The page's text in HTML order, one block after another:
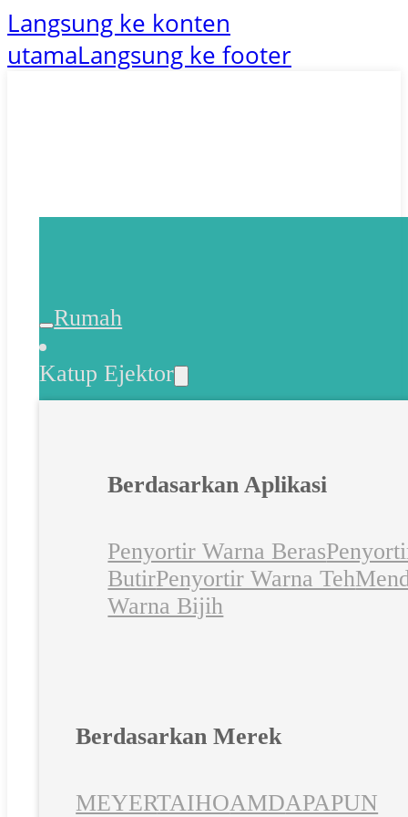
Langsung ke konten
utamaLangsung ke footer
Rumah
Katup Ejektor
Berdasarkan Aplikasi
Penyortir Warna Beras
ButirPenyortir Warna Teh
Warna Bijih
Berdasarkan Merek
MEYERTAIHOAMDAPAPUN